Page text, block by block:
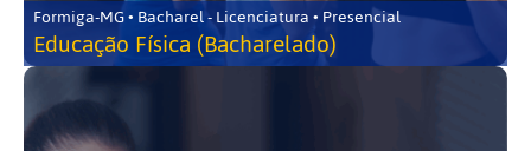
Formiga-MG • Bacharel - Licenciatura • Presencial
Educação Física (Bacharelado)